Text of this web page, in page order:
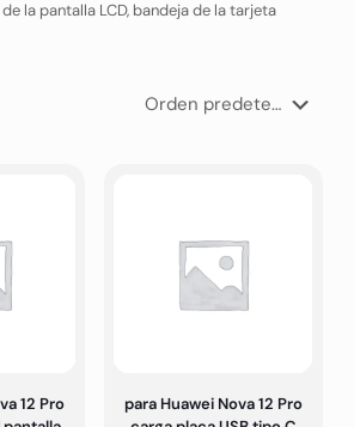
la pantalla LCD, bandeja de la tarjeta
12 Pro
para Huawei Nova 12 Pro